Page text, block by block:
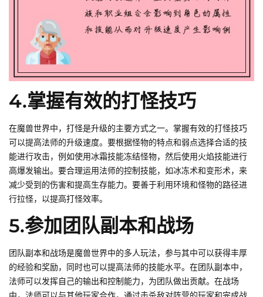
4.掌握有效的打怪技巧
在魔兽世界中，打怪是升级的主要方式之一。掌握有效的打怪技巧
可以提高法师的升级速度。要根据怪物的特点和弱点选择合适的技
能进行攻击，例如使用冰霜技能冻结怪物，然后使用火焰技能进行
高爆发输出。要合理运用法师的控制技能，如冰冻术和变形术，来
减少受到的伤害和提高生存能力。要善于利用环境和怪物的路径进
行拉怪，以提高打怪效率。
5.参加团队副本和战场
团队副本和战场是魔兽世界中的多人玩法，参与其中可以获得丰厚
的经验和奖励，同时也可以提高法师的技能水平。在团队副本中，
法师可以发挥自己的输出和控制能力，为团队做出贡献。在战场